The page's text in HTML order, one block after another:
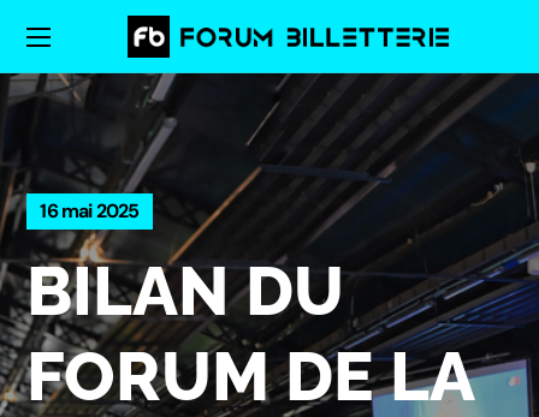
16 mai 2025
BILAN DU
FORUM DE LA